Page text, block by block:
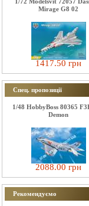
Mirage G8 02
1417.50 грн
Спец. пропозиції
1/48 HobbyBoss 80365
Demon
2088.00 грн
Рекомендуємо